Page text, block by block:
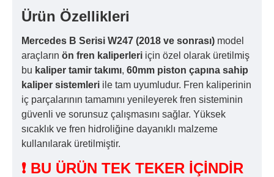
Ürün Özellikleri
Mercedes B Serisi W247 (2018 ve sonrası) model
araçların ön fren kaliperleri için özel olarak üretilmiş
bu kaliper tamir takımı, 60mm piston çapına sahip
kaliper sistemleri ile tam uyumludur. Fren kaliperinin
iç parçalarının tamamını yenileyerek fren sisteminin
güvenli ve sorunsuz çalışmasını sağlar. Yüksek
sıcaklık ve fren hidroliğine dayanıklı malzeme
kullanılarak üretilmiştir.
❗ BU ÜRÜN TEK TEKER İÇİNDİR